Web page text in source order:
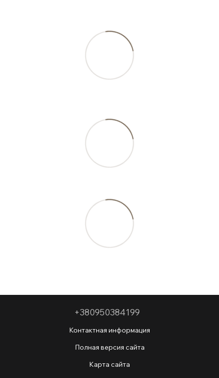
+380950384199
Контактная информация
Полная версия сайта
Карта сайта